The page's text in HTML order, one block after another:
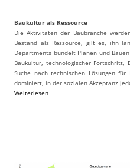
Baukultur als Ressource
Die Aktivitäten der Baubranche
Bestand als Ressource, gilt es, ihn
Departments bündelt Planen und
Baukultur, technologischer Fortschritt,
Suche nach technischen Lösungen
dominiert, in der sozialen Akzeptanz
Weiterlesen